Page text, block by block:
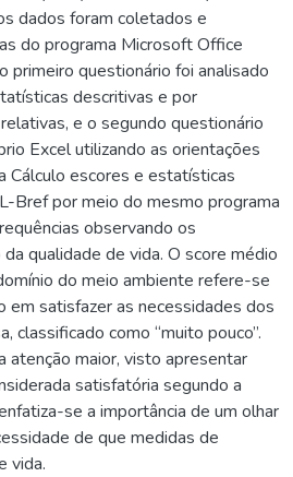
dados foram coletados e
do programa Microsoft Office
primeiro questionário foi analisado
descritivas e por
e o segundo questionário
Excel utilizando as orientações
Cálculo escores e estatísticas
Bref por meio do mesmo programa
observando os
qualidade de vida. O score médio
do meio ambiente refere-se
em satisfazer as necessidades dos
classificado como “muito pouco”.
atenção maior, visto apresentar
satisfatória segundo a
se a importância de um olhar
de que medidas de
vida.